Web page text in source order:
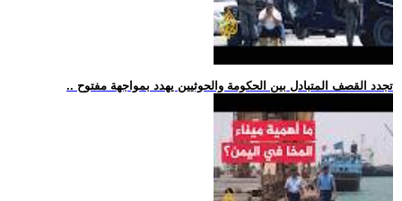
.. تجدد القصف المتبادل بين الحكومة والحوثيين يهدد بمواجهة مفتوح